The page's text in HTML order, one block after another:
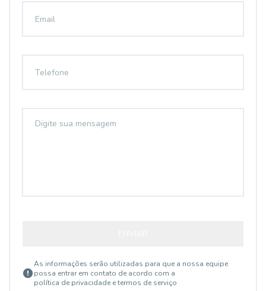
As informações serão utilizadas para que a nossa equipe
possa entrar em contato de acordo com a
política de privacidade e termos de serviço